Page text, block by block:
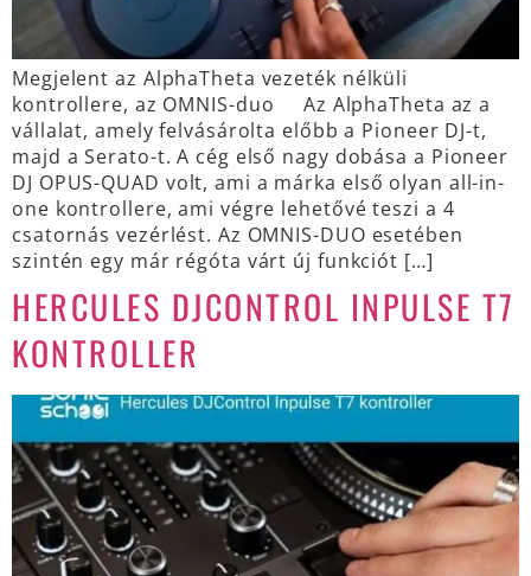
Megjelent az AlphaTheta vezeték nélküli
kontrollere, az OMNIS-duo Az AlphaTheta az a
vállalat, amely felvásárolta előbb a Pioneer DJ-t,
majd a Serato-t. A cég első nagy dobása a Pioneer
DJ OPUS-QUAD volt, ami a márka első olyan all-in-
one kontrollere, ami végre lehetővé teszi a 4
csatornás vezérlést. Az OMNIS-DUO esetében
szintén egy már régóta várt új funkciót […]
HERCULES DJCONTROL INPULSE T7
KONTROLLER